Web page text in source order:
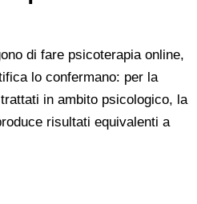
di fare psicoterapia online,
lo confermano: per la
in ambito psicologico, la
risultati equivalenti a